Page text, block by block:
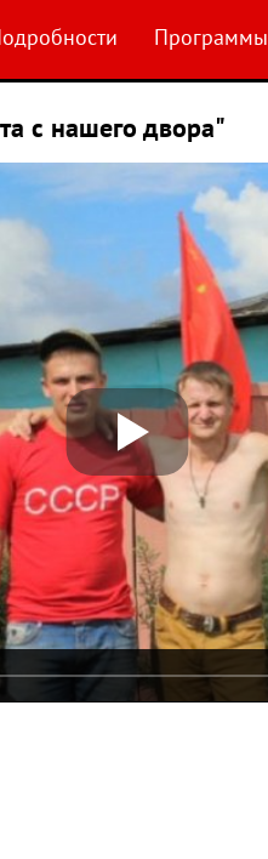
Программы
с нашего двора"